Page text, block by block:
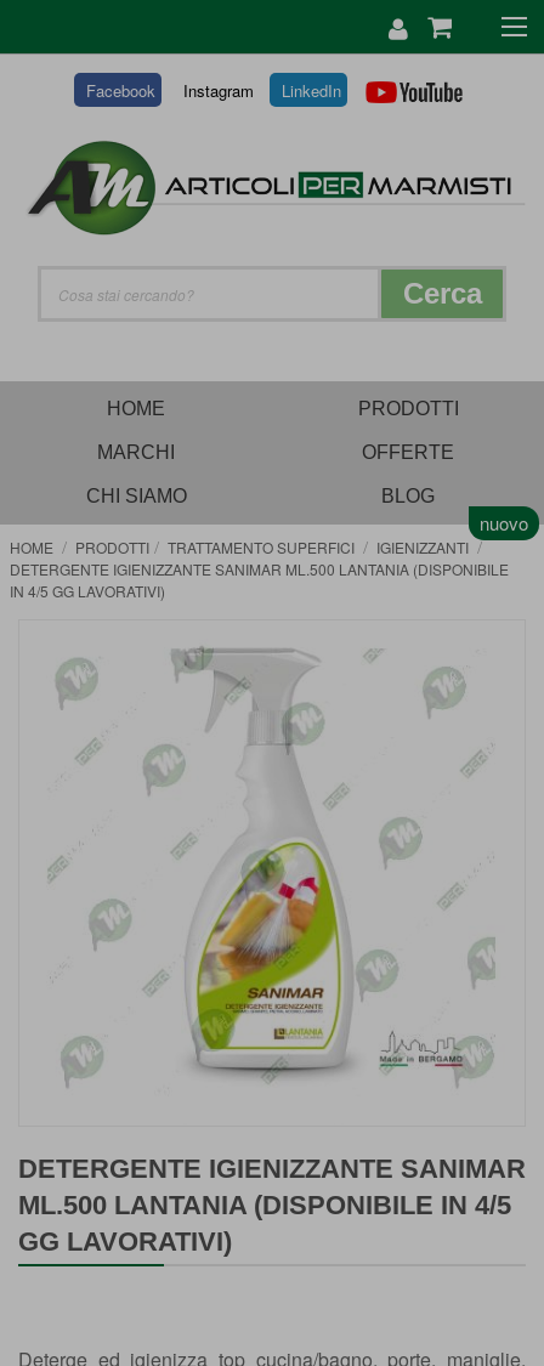
Facebook Instagram LinkedIn
CONTENUTO
Cerca
HOME PRODOTTI
MARCHI OFFERTE
CHI SIAMO BLOG
HOME PRODOTTI TRATTAMENTO SUPERFICI
IGIENIZZANTI
DETERGENTE IGIENIZZANTE SANIMAR ML.500 LANTANIA (DISPONIBILE
IN 4/5 GG LAVORATIVI)
DETERGENTE IGIENIZZANTE SANIMAR
ML.500 LANTANIA (DISPONIBILE IN 4/5
GG LAVORATIVI)
all'inizio
galleria
di
immagini
Deterge ed igienizza top cucina/bagno, porte, maniglie,